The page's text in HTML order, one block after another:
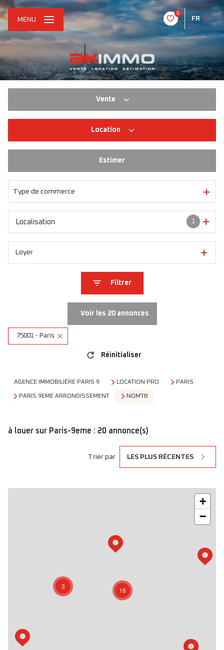
0
FR
MENU
Vente
Location
Estimer
Type de commerce
1
Localisation
Loyer
Filtrer
Voir les 20annonces
75001 - Paris
Réinitialiser
AGENCE IMMOBILIÈRE PARIS 9 LOCATION PRO PARIS
PARIS 9EME ARRONDISSEMENT NOMTB
à louer sur Paris-9eme : 20 annonce(s)
Trier par LES PLUS RÉCENTES
3 16
+
−